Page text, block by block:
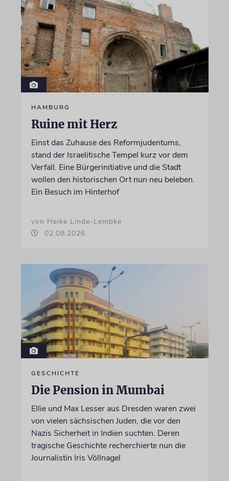
HAMBURG
Ruine mit Herz
Einst das Zuhause des Reformjudentums,
stand der Israelitische Tempel kurz vor dem
Verfall. Eine Bürgerinitiative und die Stadt
wollen den historischen Ort nun neu beleben.
Ein Besuch im Hinterhof
von Heike Linde-Lembke
02.08.2026
GESCHICHTE
Die Pension in Mumbai
Ellie und Max Lesser aus Dresden waren zwei
von vielen sächsischen Juden, die vor den
Nazis Sicherheit in Indien suchten. Deren
tragische Geschichte recherchierte nun die
Journalistin Iris Völlnagel